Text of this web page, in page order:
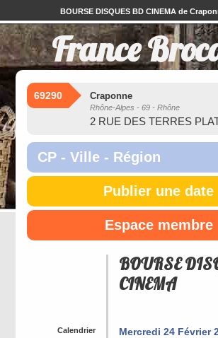
BOURSE DISQUES BD CINEMA de
France
69290 Craponne
Rhône-Alpes - 69 - Rhône
2 RUE DES TERRES
Publier une date
Espace membre
BOURSE
CINEMA
Calendrier Mercredi 24 Février